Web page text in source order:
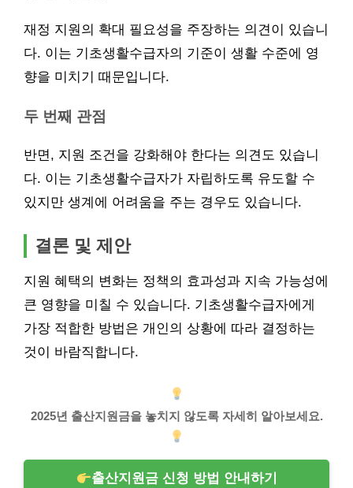
재정 지원의 확대 필요성을 주장하는 의견이 있습니
다. 이는 기초생활수급자의 기준이 생활 수준에 영
향을 미치기 때문입니다.
두 번째 관점
반면, 지원 조건을 강화해야 한다는 의견도 있습니
다. 이는 기초생활수급자가 자립하도록 유도할 수
있지만 생계에 어려움을 주는 경우도 있습니다.
결론 및 제안
지원 혜택의 변화는 정책의 효과성과 지속 가능성에
큰 영향을 미칠 수 있습니다. 기초생활수급자에게
가장 적합한 방법은 개인의 상황에 따라 결정하는
것이 바람직합니다.
2025년 출산지원금을 놓치지 않도록 자세히 알아보세요.
출산지원금 신청 방법 안내하기